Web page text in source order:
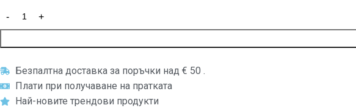
Безпалтна доставка за поръчки над € 50 .
Плати при получаване на пратката
Най-новите трендови продукти